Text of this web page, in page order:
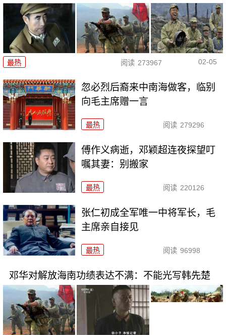
最热 阅读 273967 02-05
忽必烈后裔来中南海做客，临别
向毛主席赠一言
最热 阅读 279296
傅作义病逝，邓颖超连夜探望叮
嘱其妻：别搬家
最热 阅读 220126
张仁初成全军唯一中将军长，毛
主席亲自接见
最热 阅读 96998
邓华对解放海南功绩表达不满：不能光写韩先楚